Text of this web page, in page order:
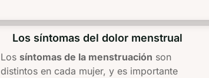
Los síntomas del dolor menstrual
Los síntomas de la menstruación son
distintos en cada mujer, y es importante